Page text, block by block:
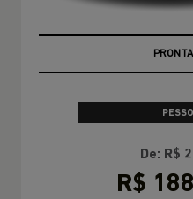
De: R$
R$